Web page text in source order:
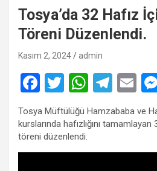
Tosya’da 32 Hafız
Töreni Düzenlendi.
Kasım 2, 2024 admin
F
a
ce
b
o
T
wi
tt
er
W
h
at
A
T
el
e
a
E
m
ail
Tosya Müftülüğü Hamzababa ve
kurslarında hafızlığını
töreni düzenlendi.